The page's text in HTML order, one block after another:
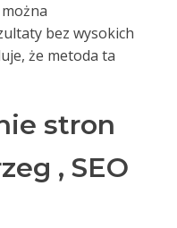
bez wysokich
że metoda ta
stron
, SEO